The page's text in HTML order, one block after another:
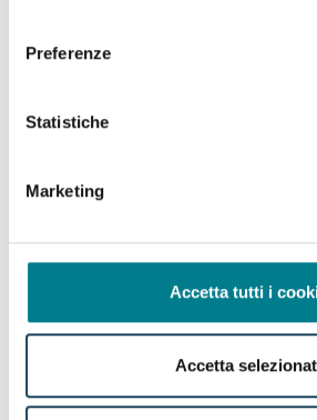
Preferenze
Statistiche
Marketing
Accetta tutti i
Accetta
06 FEB 2025
Crowdfunding
Il crowdfunding immobiliare
accuratamente selezionati e
competitivi. Scopri come funziona